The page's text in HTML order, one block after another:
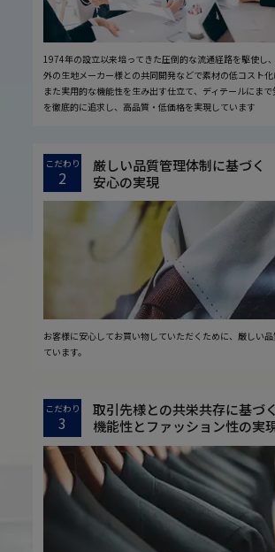
1974年の設立以来培ってきた圧倒的な流通経路を駆使し
外の生地メーカー様との共同開発などで素材の低コスト化
また実用的な機能性を生み出す仕立て、ディテールにま
を徹底的に追求し、高品質・低価格を実現しています
こだわり
2
厳しい品質管理体制に基づく
安心の実現
お客様に安心してお買い物していただくために、厳しい
ています。
こだわり
3
取引先様との共栄共存に基づく
機能性とファッション性の実